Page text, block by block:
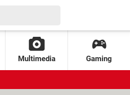
Multimedia Gaming